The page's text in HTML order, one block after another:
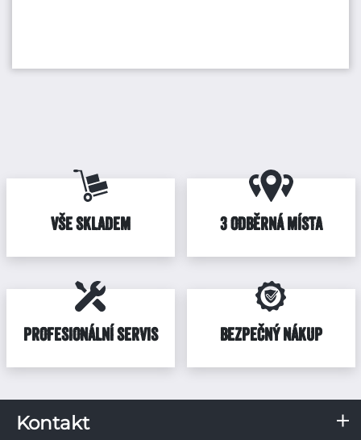
VŠE SKLADEM 3 ODBĚRNÁ MÍSTA
PROFESIONÁLNÍ SERVIS BEZPEČNÝ NÁKUP
Kontakt